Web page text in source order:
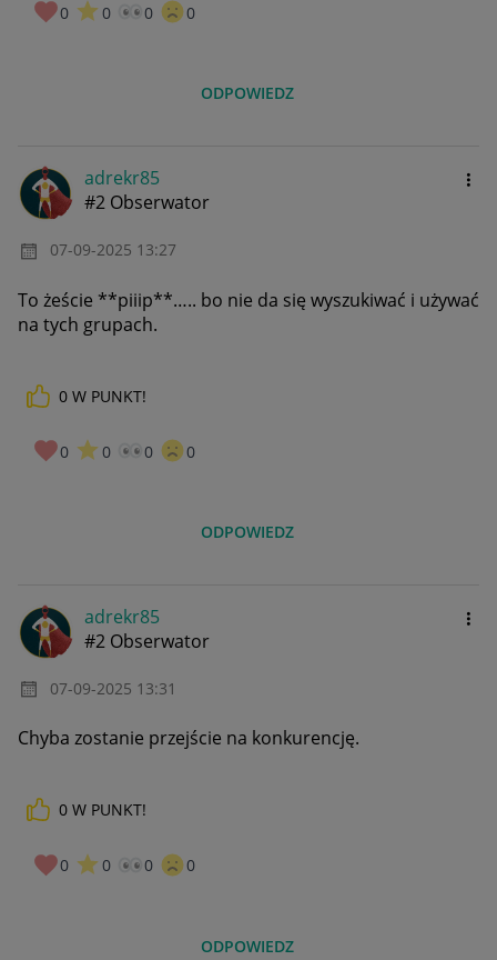
0 0 0 0
ODPOWIEDZ
adrekr85
#2 Obserwator
‎07-09-2025 13:27
To żeście **piiip**….. bo nie da się wyszukiwać i używać
na tych grupach.
0 W PUNKT!
0 0 0 0
ODPOWIEDZ
adrekr85
#2 Obserwator
‎07-09-2025 13:31
Chyba zostanie przejście na konkurencję.
0 W PUNKT!
0 0 0 0
ODPOWIEDZ